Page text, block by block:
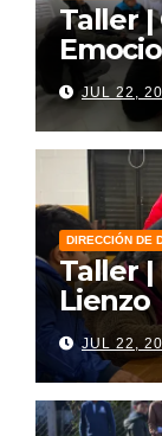
Taller |
JUL 22,
DIRECCIÓN DE
Taller |
Lienzo
JUL 22,